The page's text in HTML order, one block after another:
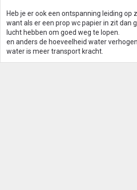
Heb je er ook een ontspanning leiding op
want als er een prop wc papier in zit dan
lucht hebben om goed weg te lopen.
en anders de hoeveelheid water
water is meer transport kracht.